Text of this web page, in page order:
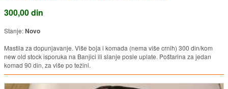
300,00 din
Stanje:Novo
Mastila za dopunjavanje. Više boja i komada (nema više crnih) 300 din/kom
new old stock isporuka na Banjici ili slanje posle uplate. Poštarina za jedan
komad 90 din, za više po težini.